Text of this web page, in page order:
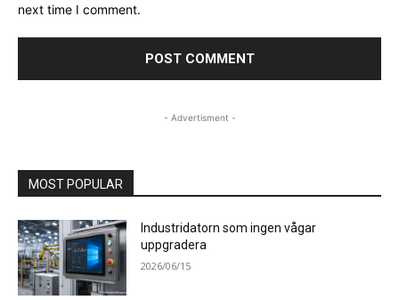
next time I comment.
- Advertisment -
MOST POPULAR
Industridatorn som ingen vågar
uppgradera
2026/06/15